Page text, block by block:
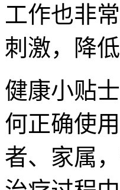
工作也非
刺激，降
健康小贴
何正确使
者、家属